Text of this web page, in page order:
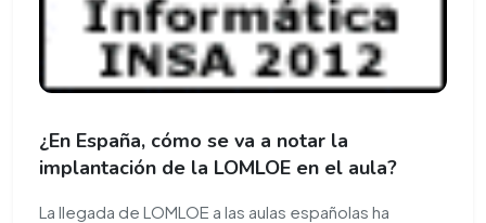
¿En España, cómo se va a notar la
implantación de la LOMLOE en el aula?
La llegada de LOMLOE a las aulas españolas ha